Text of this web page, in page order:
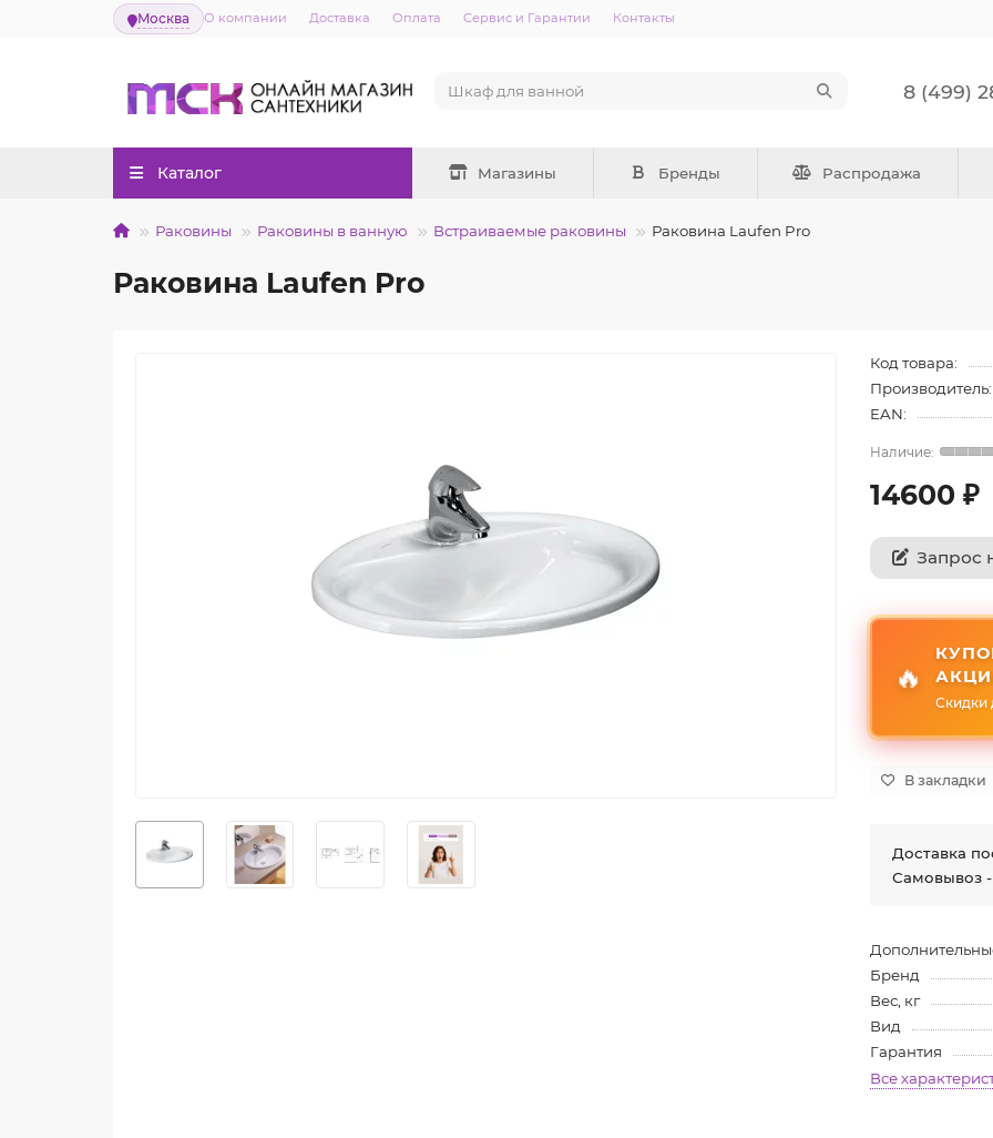
Москва О компании Доставка Оплата Сервис и Гарантии Контакты
8 (499)
Каталог Магазины Бренды Распродажа
Раковины Раковины в ванную Встраиваемые раковины Раковина Laufen Pro
Раковина Laufen Pro
Код товара:
Производитель:
EAN:
14600 ₽
Запрос
🔥
Скидки
В закладки
Доставка
Самовывоз
Бренд
Вес, кг
Вид
Гарантия
Все